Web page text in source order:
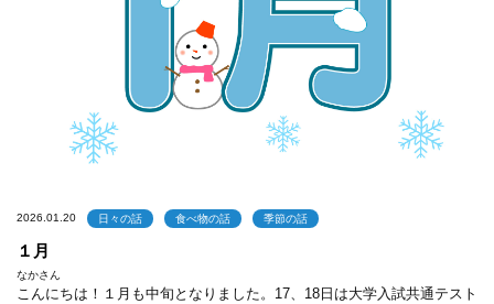
2026.01.20 日々の話 食べ物の話 季節の話
１月
なかさん
こんにちは！１月も中旬となりました。17、18日は大学入試共通テスト